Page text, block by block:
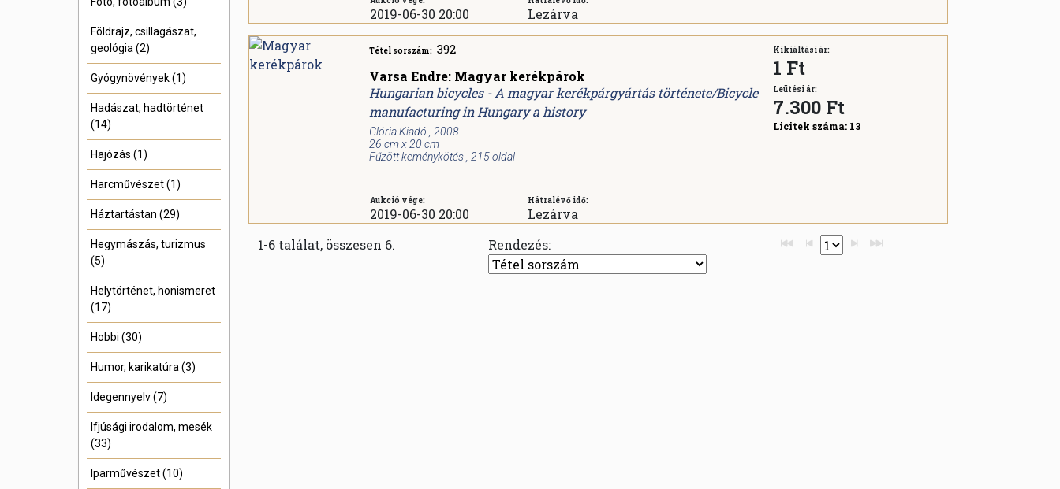
Földrajz, csillagászat,
geológia (2)
Gyógynövények (1)
Hadászat, hadtörténet
(14)
Hajózás (1)
Harcművészet (1)
Háztartástan (29)
Hegymászás, turizmus
(5)
Helytörténet, honismeret
(17)
Hobbi (30)
Humor, karikatúra (3)
Idegennyelv (7)
Ifjúsági irodalom, mesék
(33)
Iparművészet (10)
2019-06-30 20:00 Lezárva
Tétel sorszám: 392
Varsa Endre: Magyar kerékpárok
Hungarian bicycles - A magyar kerékpárgyártás története/Bicycle
manufacturing in Hungary a history
Glória Kiadó , 2008
26 cm x 20 cm
Fűzött keménykötés , 215 oldal
Aukció vége:
2019-06-30 20:00
Hátralévő idő:
Lezárva
Kikiáltási ár:
1 Ft
Leütési ár:
7.300 Ft
Licitek száma: 13
1-6 találat, összesen 6. Rendezés: